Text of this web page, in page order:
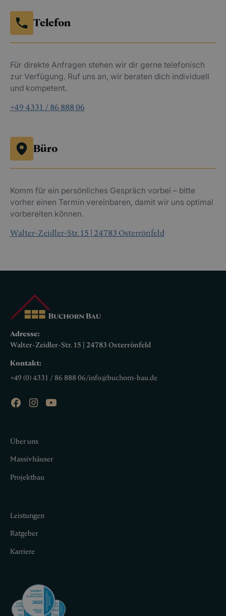
Telefon
Für direkte Anfragen stehen wir dir gerne telefonisch
zur Verfügung. Ruf uns an, wir beraten dich individuell
und kompetent.
+49 4331 / 86 888 06
Büro
Komm für ein persönliches Gespräch vorbei – bitte
vorher einen Termin vereinbaren, damit wir uns optimal
vorbereiten können.
Walter-Zeidler-Str. 15 | 24783 Osterrönfeld
Adresse:
Walter-Zeidler-Str. 15 | 24783 Osterrönfeld
Kontakt:
+49 (0) 4331 / 86 888 06/info@buchorn-bau.de
Über uns
Massivhäuser
Projektbau
Leistungen
Ratgeber
Karriere